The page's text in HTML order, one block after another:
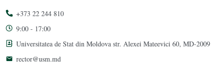
+373 22 244 810
9:00 - 17:00
Universitatea de Stat din Moldova str. Alexei Mateevici 60, MD-2009
rector@usm.md